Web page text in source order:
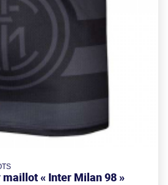
« Inter Milan 98 »